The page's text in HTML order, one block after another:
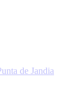
de Jandia